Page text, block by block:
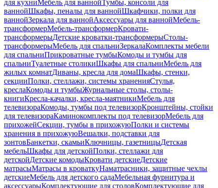
для кухниМебель для ваннойТумбы, консоли для
ваннойШкафы, пеналы для ваннойШкафчики, полки для
ваннойЗеркала для ваннойАксессуары для ваннойМебель-
трансформерМебель-трансформерКровати-
трансформерыДетские кроватки-трансформерыСтолы-
трансформерыМебель для спальниЗеркалаКомплекты мебели
для спальниПрикроватные тумбыКомоды и тумбы для
спальниТуалетные столикиШкафы для спальниМебель для
жилых комнатДиваны, кресла для домаШкафы, стенки,
секцииПолки, стеллажи, системы храненияСтулья,
креслаКомоды и тумбыЖурнальные столы, столы-
книгиКресла-качалки, кресла-маятникиМебель для
телевизораКомоды, тумбы под телевизорКронштейны, стойки
для телевизораКаминокомплекты под телевизорМебель для
прихожейСекции, тумбы в прихожуюПолки и системы
хранения в прихожуюВешалки, подставки для
зонтовБанкетки, скамьиКлючницы, газетницыДетская
мебельШкафы для детскойПолки, стеллажи для
детскойДетские комодыКровати детскиеДетские
матрасыМатрасы в кроваткуНаматрасники, защитные чехлы
детскиеМебель для детского садаМебельная фурнитура и
аксессуарыКомплектующие для столовКомплектующие для